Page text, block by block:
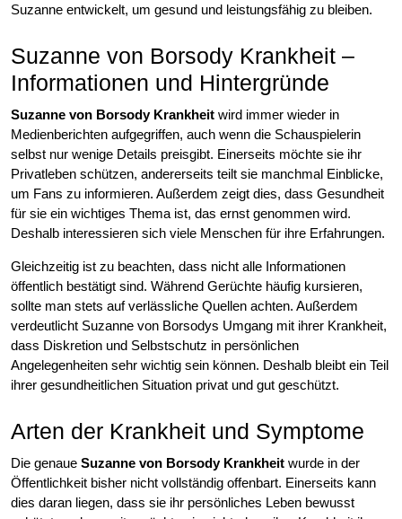
Suzanne entwickelt, um gesund und leistungsfähig zu bleiben.
Suzanne von Borsody Krankheit –
Informationen und Hintergründe
Suzanne von Borsody Krankheit wird immer wieder in
Medienberichten aufgegriffen, auch wenn die Schauspielerin
selbst nur wenige Details preisgibt. Einerseits möchte sie ihr
Privatleben schützen, andererseits teilt sie manchmal Einblicke,
um Fans zu informieren. Außerdem zeigt dies, dass Gesundheit
für sie ein wichtiges Thema ist, das ernst genommen wird.
Deshalb interessieren sich viele Menschen für ihre Erfahrungen.
Gleichzeitig ist zu beachten, dass nicht alle Informationen
öffentlich bestätigt sind. Während Gerüchte häufig kursieren,
sollte man stets auf verlässliche Quellen achten. Außerdem
verdeutlicht Suzanne von Borsodys Umgang mit ihrer Krankheit,
dass Diskretion und Selbstschutz in persönlichen
Angelegenheiten sehr wichtig sein können. Deshalb bleibt ein Teil
ihrer gesundheitlichen Situation privat und gut geschützt.
Arten der Krankheit und Symptome
Die genaue Suzanne von Borsody Krankheit wurde in der
Öffentlichkeit bisher nicht vollständig offenbart. Einerseits kann
dies daran liegen, dass sie ihr persönliches Leben bewusst